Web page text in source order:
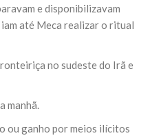
e disponibilizavam
até Meca realizar o ritual
no sudeste do Irã e
manhã.
ou ganho por meios ilícitos